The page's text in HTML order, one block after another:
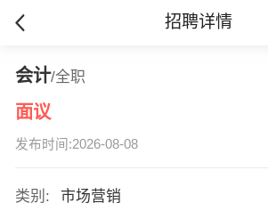
招聘详情
会计/全职
面议
发布时间:2026-08-08
类别:
市场营销